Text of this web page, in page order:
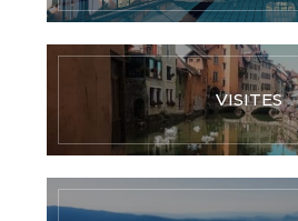
VISITES